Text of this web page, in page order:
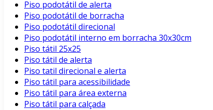
Piso podotátil de alerta
Piso podotátil de borracha
Piso podotátil direcional
Piso podotátil interno em borracha 30x30cm
Piso tátil 25x25
Piso tátil de alerta
Piso tatil direcional e alerta
Piso tátil para acessibilidade
Piso tátil para área externa
Piso tátil para calçada